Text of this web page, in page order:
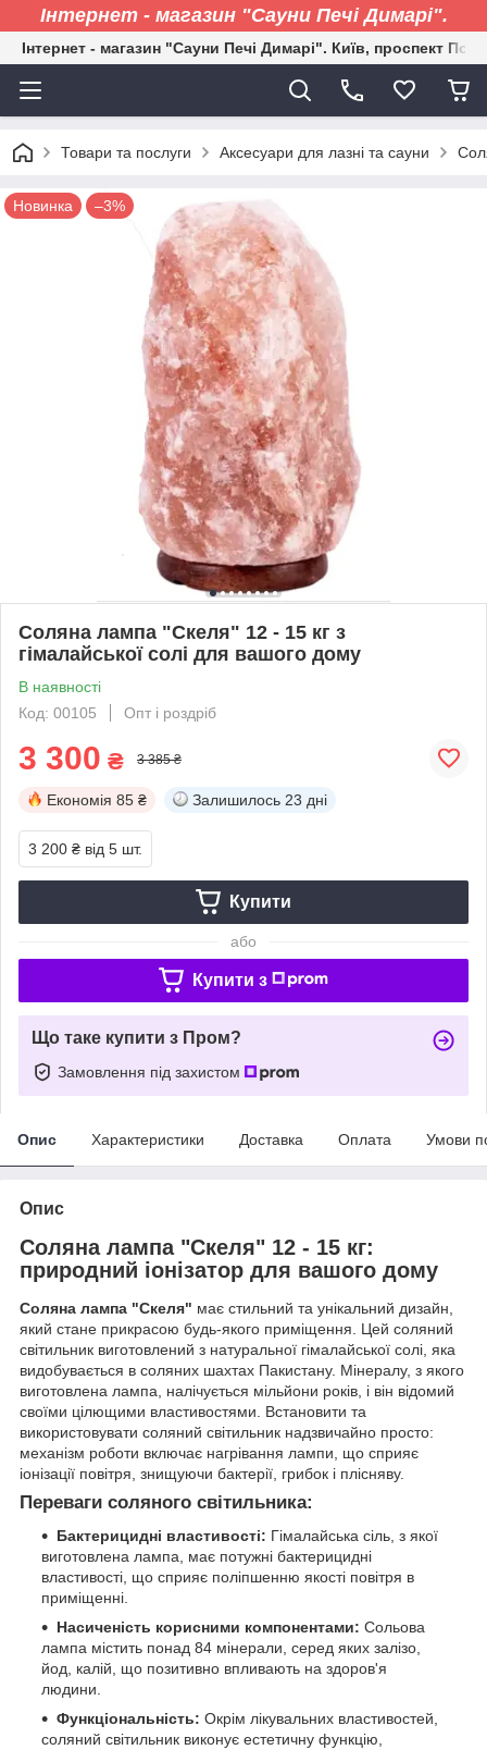
Інтернет - магазин "Сауни Печі Димарі".
Інтернет - магазин "Сауни Печі Димарі". Київ, проспект
Товари та послуги Аксесуари для лазні та сауни
Новинка –3%
Соляна лампа "Скеля" 12 - 15 кг з
гімалайської солі для вашого дому
В наявності
Код: 00105
Опт і роздріб
3 300 ₴ 3 385 ₴
Економія 85 ₴ Залишилось 23 дні
3 200 ₴ від 5 шт.
Купити
або
Купити з
Що таке купити з Пром?
Замовлення під захистом
Опис Характеристики Доставка Оплата Умови
Опис
Соляна лампа "Скеля" 12 - 15 кг:
природний іонізатор для вашого дому
Соляна лампа "Скеля" має стильний та унікальний дизайн,
який стане прикрасою будь-якого приміщення. Цей соляний
світильник виготовлений з натуральної гімалайської солі, яка
видобувається в соляних шахтах Пакистану. Мінералу, з якого
виготовлена лампа, налічується мільйони років, і він відомий
своїми цілющими властивостями. Встановити та
використовувати соляний світильник надзвичайно просто:
механізм роботи включає нагрівання лампи, що сприяє
іонізації повітря, знищуючи бактерії, грибок і плісняву.
Переваги соляного світильника:
Бактерицидні властивості: Гімалайська сіль, з якої
виготовлена лампа, має потужні бактерицидні
властивості, що сприяє поліпшенню якості повітря в
приміщенні.
Насиченість корисними компонентами: Сольова
лампа містить понад 84 мінерали, серед яких залізо,
йод, калій, що позитивно впливають на здоров'я
людини.
Функціональність: Окрім лікувальних властивостей,
соляний світильник виконує естетичну функцію,